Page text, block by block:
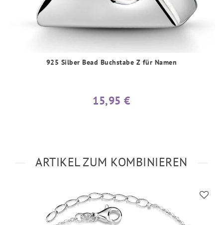
925 Silber Bead Buchstabe Z für Namen
15,95 €
ARTIKEL ZUM KOMBINIEREN